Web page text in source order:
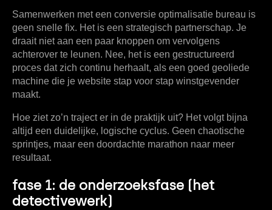
Samenwerken met een conversie optimalisatie bureau is
geen snelle fix. Het is een strategisch partnerschap. Je
draait niet aan een paar knoppen om vervolgens
achterover te leunen. Nee, het is een gestructureerd
proces dat zich continu herhaalt, als een goed geoliede
machine die je website stap voor stap winstgevender
maakt.
Hoe ziet zo’n traject er in de praktijk uit? Het volgt bijna
altijd een duidelijke, logische cyclus. Geen chaotische
sprintjes, maar een doordachte marathon naar meer
resultaat.
fase 1: de onderzoeksfase (het
detectivewerk)